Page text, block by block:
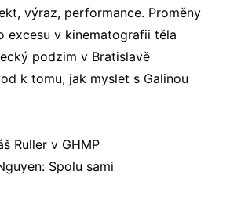
výraz, performance. Proměny
excesu v kinematografii těla
podzim v Bratislavě
k tomu, jak myslet s Galinou
Ruller v GHMP
Spolu sami